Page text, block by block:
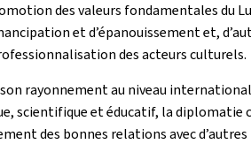
des valeurs fondamentales du
et d’épanouissement et,
des acteurs culturels.
rayonnement au niveau
scientifique et éducatif, la diplomatie
des bonnes relations avec